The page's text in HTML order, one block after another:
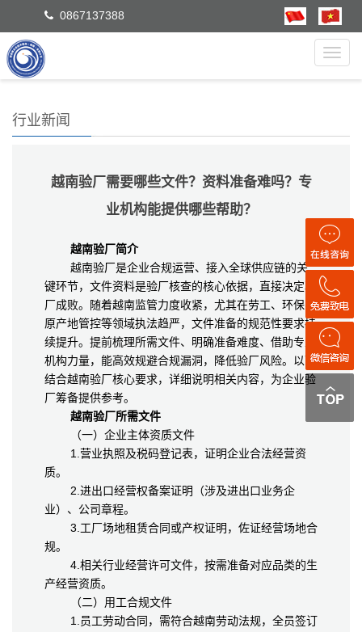
0867137388
行业新闻
越南验厂需要哪些文件？资料准备难吗？专
业机构能提供哪些帮助？
越南验厂简介
越南验厂是企业合规运营、接入全球供应链的关
键环节，文件资料是验厂核查的核心依据，直接决定验
厂成败。随着越南监管力度收紧，尤其在劳工、环保、
原产地管控等领域执法趋严，文件准备的规范性要求持
续提升。提前梳理所需文件、明确准备难度、借助专业
机构力量，能高效规避合规漏洞，降低验厂风险。以下
结合越南验厂核心要求，详细说明相关内容，为企业验
厂筹备提供参考。
越南验厂所需文件
（一）企业主体资质文件
1.营业执照及税码登记表，证明企业合法经营资
质。
2.进出口经营权备案证明（涉及进出口业务企
业）、公司章程。
3.工厂场地租赁合同或产权证明，佐证经营场地合
规。
4.相关行业经营许可文件，按需准备对应品类的生
产经营资质。
（二）用工合规文件
1.员工劳动合同，需符合越南劳动法规，全员签订